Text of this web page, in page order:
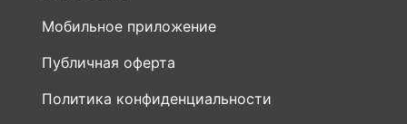
Мобильное приложение
Публичная оферта
Политика конфиденциальности